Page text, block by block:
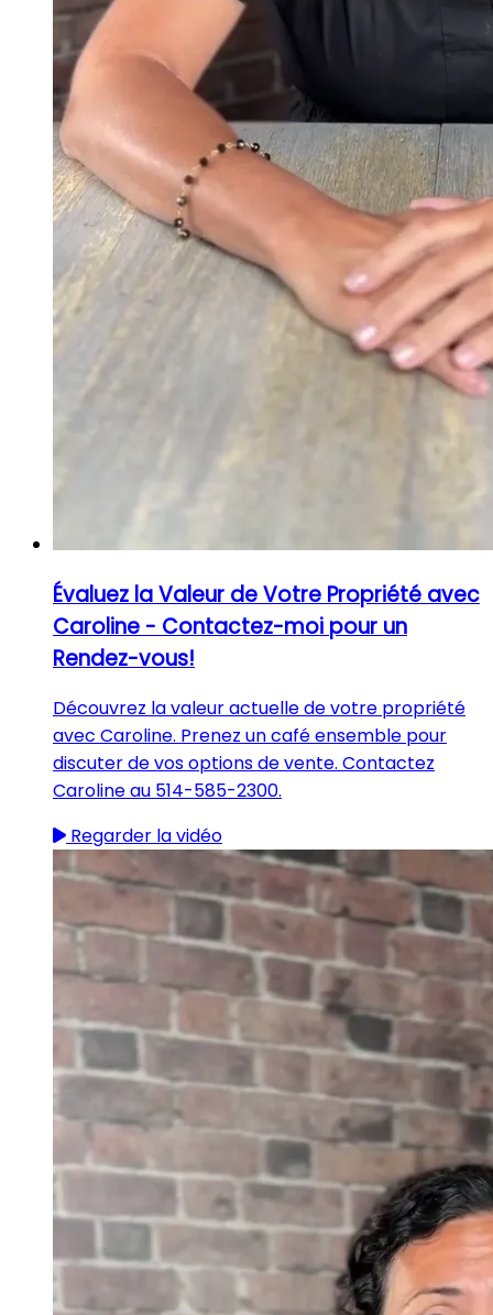
Évaluez la Valeur de Votre Propriété avec
Caroline - Contactez-moi pour un
Rendez-vous!
Découvrez la valeur actuelle de votre propriété
avec Caroline. Prenez un café ensemble pour
discuter de vos options de vente. Contactez
Caroline au 514-585-2300.
Regarder la vidéo